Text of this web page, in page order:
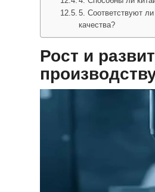
5. Соответствуют
качества?
Рост и